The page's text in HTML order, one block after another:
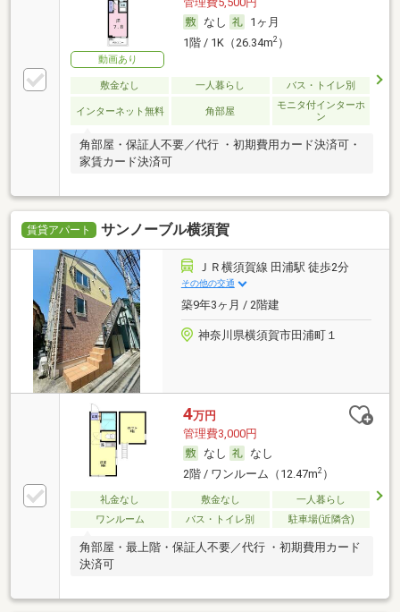
動画あり
なし
1ヶ月
1階 / 1K（26.34m2）
敷金なし 一人暮らし バス・トイレ別
インターネット無料 角部屋
モニタ付インターホ
ン
角部屋・保証人不要／代行 ・初期費用カード決済可・
家賃カード決済可
賃貸アパート サンノーブル横須賀
ＪＲ横須賀線 田浦駅 徒歩2分
その他の交通
築9年3ヶ月 / 2階建
神奈川県横須賀市田浦町１
4万円
管理費3,000円
なし
なし
2階 / ワンルーム（12.47m2）
礼金なし 敷金なし
一人暮らし
ワンルーム
バス・トイレ別 駐車場(近隣含)
角部屋・最上階・保証人不要／代行 ・初期費用カード
決済可